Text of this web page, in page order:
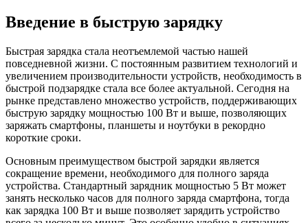
Введение в быструю зарядку
Быстрая зарядка стала неотъемлемой частью нашей
повседневной жизни. С постоянным развитием технологий и
увеличением производительности устройств, необходимость в
быстрой подзарядке стала все более актуальной. Сегодня на
рынке представлено множество устройств, поддерживающих
быструю зарядку мощностью 100 Вт и выше, позволяющих
заряжать смартфоны, планшеты и ноутбуки в рекордно
короткие сроки.
Основным преимуществом быстрой зарядки является
сокращение времени, необходимого для полного заряда
устройства. Стандартный зарядник мощностью 5 Вт может
занять несколько часов для полного заряда смартфона, тогда
как зарядка 100 Вт и выше позволяет зарядить устройство